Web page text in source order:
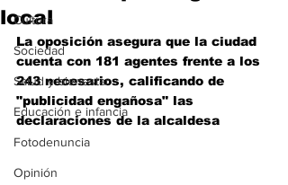
Cultura
Sociedad
Salud y bienestar
Educación e infancia
Fotodenuncia
Opinión
local
La oposición asegura que la ciudad
cuenta con 181 agentes frente a los
243 necesarios, calificando de
"publicidad engañosa" las
declaraciones de la alcaldesa